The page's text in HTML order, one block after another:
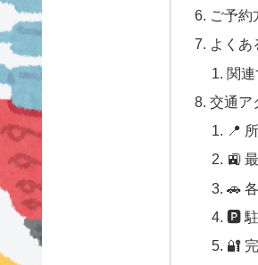
ご予約
よくあ
関
交通ア
📍
🚉
🚗
🅿
🔐